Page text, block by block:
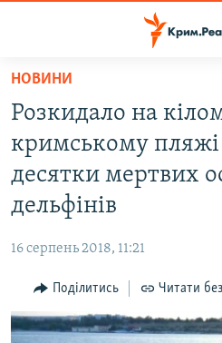
Перейти
основного
матеріалу
Перейти
до
основної
Перейти
пошуку
ВОДА.КРИМ
ВІДЕО ТА ФОТО
ПОЛІТИКА
ПОГЛЯД
ІНТЕРВ'Ю
ВСЕ ЗА ДЕНЬ
НОВИНИ
Розкидало на
кримському
десятки мертвих
дельфінів
16 серпень 2018, 11:21
Поділитись Читати